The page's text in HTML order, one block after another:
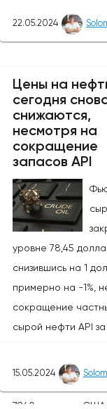
извлечь выгоду из
этих валют, так
Однако
быть осторожными
отношении
изменений цен в
открытием
рынка.Инфляция в
Великобритании
3,2% до 2,3%, что
значительным
2024 году,
Англии к своей
давление на
ним относятся
базового индекса
22.05.2024
Цены на
сегодня
снижаются,
несмотря на
сокращение
запасов API
уровне 78,45
снизившись на 1
примерно на -1%,
сокращение
сырой нефти API
торговой сессии
колебались от
79,40 доллара США
15.05.2024